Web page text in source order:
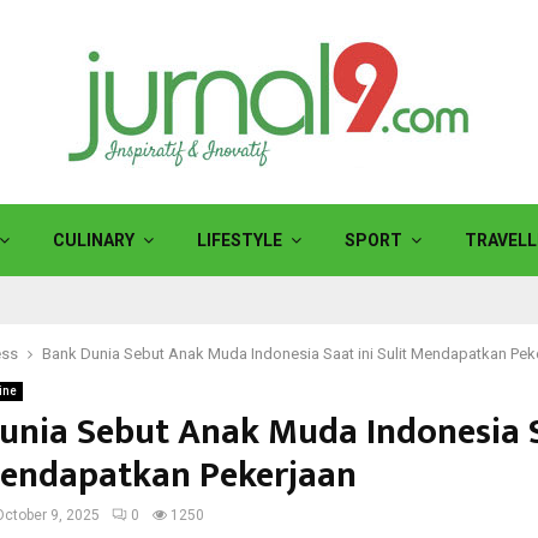
CULINARY LIFESTYLE SPORT
Bank Dunia Sebut Anak Muda Indonesia Saat ini Sulit Mendapatkan
Sebut Anak Muda Indonesia
Pekerjaan
9, 2025 0 1250